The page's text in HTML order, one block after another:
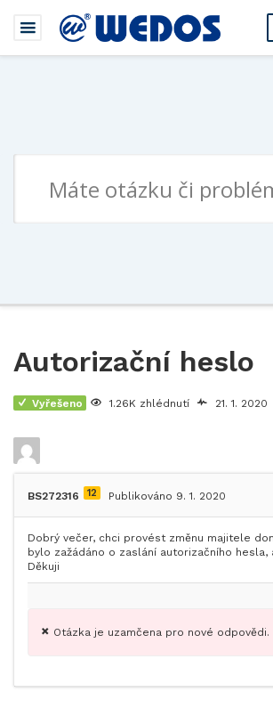
Autorizační heslo
Vyřešeno 1.26K zhlédnutí 21. 1. 2020
BS272316 12 Publikováno 9. 1. 2020
Dobrý večer, chci provést změnu majitele
bylo zažádáno o zaslání autorizačního
Děkuji
Otázka je uzamčena pro nové odpovědi.